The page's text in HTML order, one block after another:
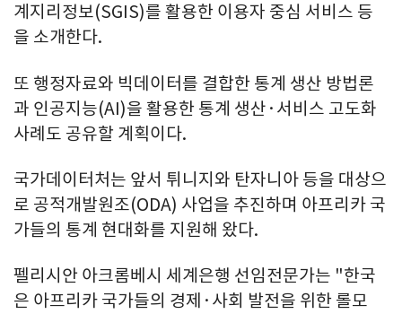
계지리정보(SGIS)를 활용한 이용자 중심 서비스 등
을 소개한다.
또 행정자료와 빅데이터를 결합한 통계 생산 방법론
과 인공지능(AI)을 활용한 통계 생산·서비스 고도화
사례도 공유할 계획이다.
국가데이터처는 앞서 튀니지와 탄자니아 등을 대상으
로 공적개발원조(ODA) 사업을 추진하며 아프리카 국
가들의 통계 현대화를 지원해 왔다.
펠리시안 아크롬베시 세계은행 선임전문가는 "한국
은 아프리카 국가들의 경제·사회 발전을 위한 롤모